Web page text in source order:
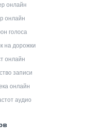
онлайн
онлайн
голоса
на дорожки
онлайн
записи
онлайн
аудио